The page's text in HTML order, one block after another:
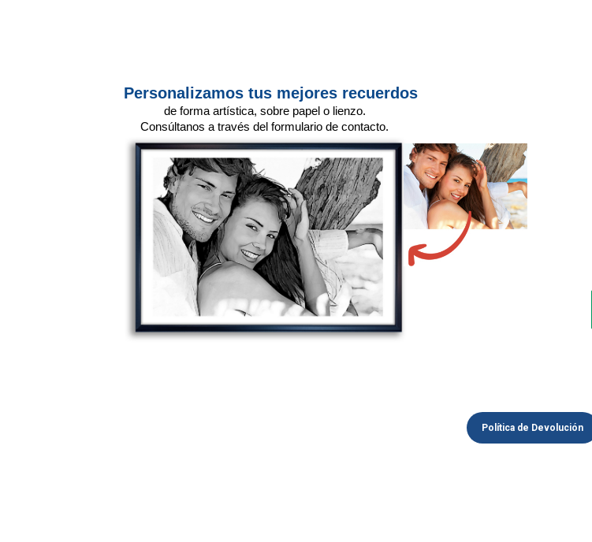
Política de Devolución
Personalizamos tus mejores recuerdos
de forma artística, sobre papel o lienzo.
Consúltanos a través del formulario de contacto.